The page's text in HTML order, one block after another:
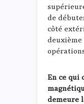
de
côté
deuxième
En ce qui
demeure